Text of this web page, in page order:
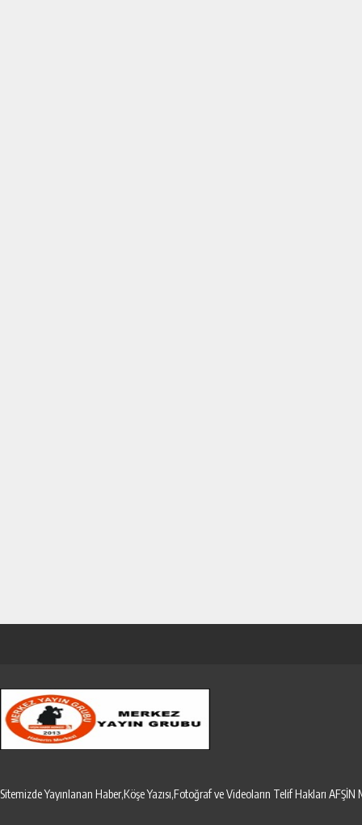
Sitemizde Yayınlanan Haber,Köşe Yazısı,Fotoğraf ve Videoların Telif Hakları